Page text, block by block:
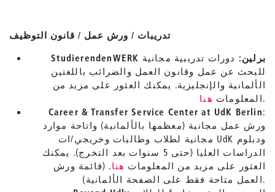
تدريبات / ورش عمل / قانون التوظيف
StudierendenWERK برلين: دورات تدريبية مجانية
للبحث عن عمل وقانون العمل والضرائب باللغتين
الألمانية والإنجليزية. يمكنك العثور على مزيد من
المعلومات هنا
.
Career & Transfer Service Center at UdK Berlin:
ورش عمل مجانية (معظمها بالألمانية) واتاحة موارد
مجانية لطلاب وطالبات وخريجي/ات UdK ودبلوم
الدراسات العليا (حتى 5 سنوات بعد التخرج). يمكنك
العثور على مزيد من المعلومات هنا. (قائمة ورش
العمل متاحة فقط على الصفحة الألمانية).